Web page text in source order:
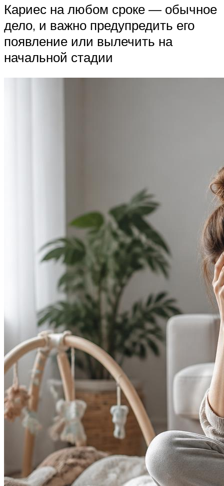
Кариес на любом сроке — обычное
дело, и важно предупредить его
появление или вылечить на
начальной стадии